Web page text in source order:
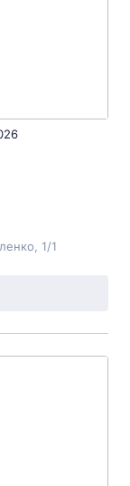
1/1